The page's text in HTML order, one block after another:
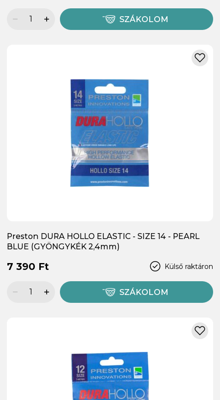
SZÁKOLOM
Preston DURA HOLLO ELASTIC - SIZE 14 - PEARL
BLUE (GYÖNGYKÉK 2,4mm)
Külső raktáron
7 390 Ft
SZÁKOLOM